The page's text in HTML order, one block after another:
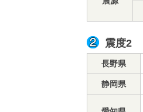
震度2
長野県
静岡県